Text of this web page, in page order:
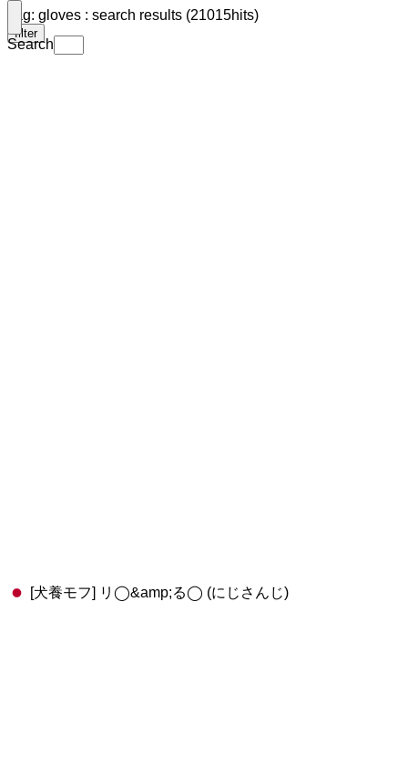
Search
Tag: gloves : search results (21015hits)
filter
[犬養モフ] リ◯&amp;る◯ (にじさんじ)